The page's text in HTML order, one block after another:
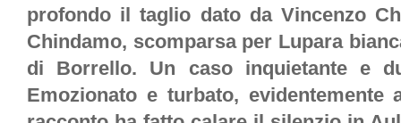
profondo il taglio dato da Vincenzo
Chindamo, scomparsa per Lupara
di Borrello. Un caso inquietante e
Emozionato e turbato, evidentemente